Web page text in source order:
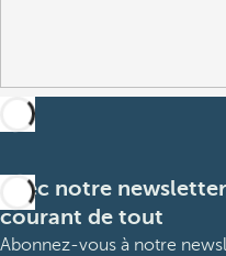
Avec notre
courant de tout
Abonnez-vous à notre